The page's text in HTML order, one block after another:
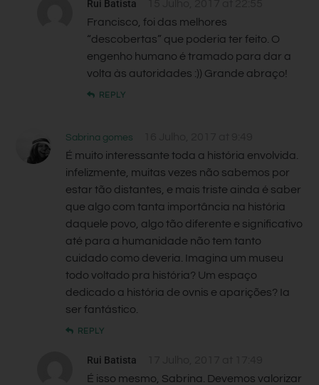
Rui Batista
Francisco, foi das melhores
“descobertas” que poderia ter feito. O
engenho humano é tramado para dar a
volta às autoridades :)) Grande abraço!
REPLY
Sabrina gomes
É muito interessante toda a história envolvida.
infelizmente, muitas vezes não sabemos por
estar tão distantes, e mais triste ainda é saber
que algo com tanta importância na história
daquele povo, algo tão diferente e significativo
até para a humanidade não tem tanto
cuidado como deveria. Imagina um museu
todo voltado pra história? Um espaço
dedicado a história de ovnis e aparições? Ia
ser fantástico.
REPLY
Rui Batista
É isso mesmo, Sabrina. Devemos valorizar